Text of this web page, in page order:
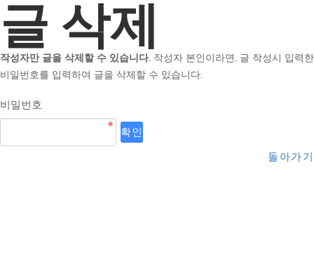
글 삭제
작성자만 글을 삭제할 수 있습니다. 작성자 본인이라면, 글 작성시 입력한
비밀번호를 입력하여 글을 삭제할 수 있습니다.
비밀번호
돌아가기